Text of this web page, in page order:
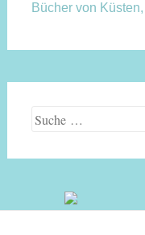
Bücher von
Suche nach: